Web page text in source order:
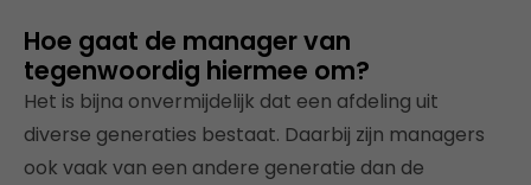
Hoe gaat de manager van
tegenwoordig hiermee om?
Het is bijna onvermijdelijk dat een afdeling uit
diverse generaties bestaat. Daarbij zijn managers
ook vaak van een andere generatie dan de